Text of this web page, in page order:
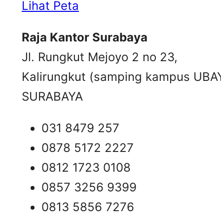
Lihat Peta
Raja Kantor Surabaya
Jl. Rungkut Mejoyo 2 no 23,
Kalirungkut (samping kampus
SURABAYA
031 8479 257
0878 5172 2227
0812 1723 0108
0857 3256 9399
0813 5856 7276